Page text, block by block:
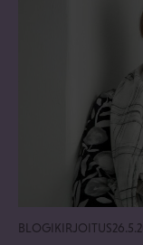
BLOGIKIRJOITUS